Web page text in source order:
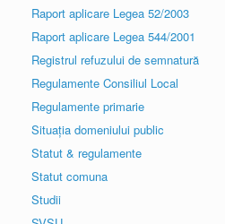
Raport aplicare Legea 52/2003
Raport aplicare Legea 544/2001
Registrul refuzului de semnatură
Regulamente Consiliul Local
Regulamente primarie
Situația domeniului public
Statut & regulamente
Statut comuna
Studii